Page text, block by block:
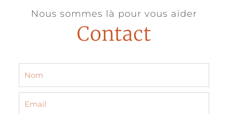
Nous sommes là pour vous aider
Contact